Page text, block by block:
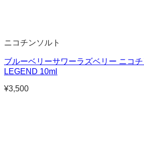
ニコチンソルト
ブルーベリーサワーラズベリー ニコ
LEGEND 10ml
¥3,500